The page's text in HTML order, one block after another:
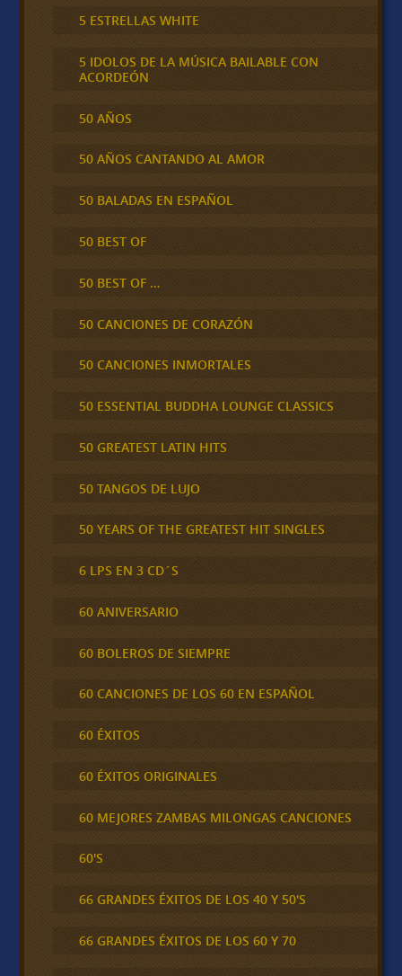
5 ESTRELLAS WHITE
5 IDOLOS DE LA MÚSICA BAILABLE CON
ACORDEÓN
50 AÑOS
50 AÑOS CANTANDO AL AMOR
50 BALADAS EN ESPAÑOL
50 BEST OF
50 BEST OF …
50 CANCIONES DE CORAZÓN
50 CANCIONES INMORTALES
50 ESSENTIAL BUDDHA LOUNGE CLASSICS
50 GREATEST LATIN HITS
50 TANGOS DE LUJO
50 YEARS OF THE GREATEST HIT SINGLES
6 LPS EN 3 CD´S
60 ANIVERSARIO
60 BOLEROS DE SIEMPRE
60 CANCIONES DE LOS 60 EN ESPAÑOL
60 ÉXITOS
60 ÉXITOS ORIGINALES
60 MEJORES ZAMBAS MILONGAS CANCIONES
60'S
66 GRANDES ÉXITOS DE LOS 40 Y 50'S
66 GRANDES ÉXITOS DE LOS 60 Y 70